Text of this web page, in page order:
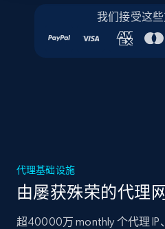
我们接受这
代理基础设施
由屡获殊荣的代理
超40000万 monthly 个代理